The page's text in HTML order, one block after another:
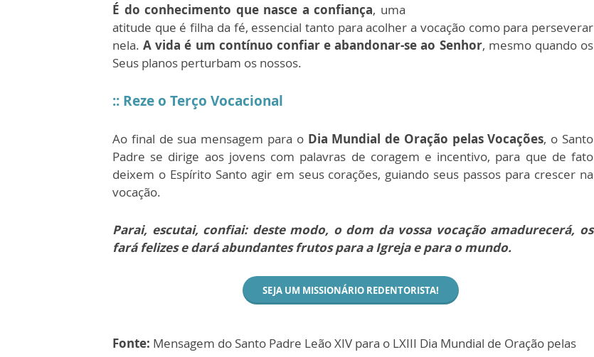
É do conhecimento que nasce a confiança, uma
atitude que é filha da fé, essencial tanto para acolher a vocação como para perseverar
nela.A vida é um contínuo confiar e abandonar-se ao Senhor, mesmo quando os
Seus planos perturbam os nossos.
:: Reze o Terço Vocacional
Ao final de sua mensagem para o Dia Mundial de Oração pelas Vocações, o Santo
Padre se dirige aos jovens com palavras de coragem e incentivo, para que de fato
deixem o Espírito Santo agir em seus corações, guiando seus passos para crescer na
vocação.
Parai, escutai, confiai: deste modo, o dom da vossa vocação amadurecerá, os
fará felizes e dará abundantes frutos para a Igreja e para o mundo.
SEJA UM MISSIONÁRIO REDENTORISTA!
Fonte: Mensagem do Santo Padre Leão XIV para o LXIII Dia Mundial de Oração pelas